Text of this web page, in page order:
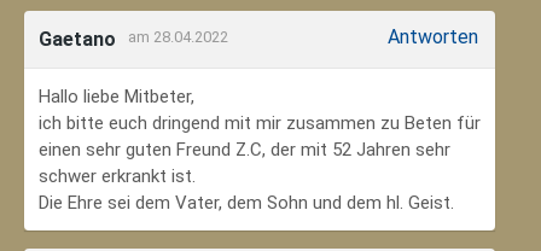
Gaetano am 28.04.2022 Antworten
Hallo liebe Mitbeter,
ich bitte euch dringend mit mir zusammen zu Beten für
einen sehr guten Freund Z.C, der mit 52 Jahren sehr
schwer erkrankt ist.
Die Ehre sei dem Vater, dem Sohn und dem hl. Geist.